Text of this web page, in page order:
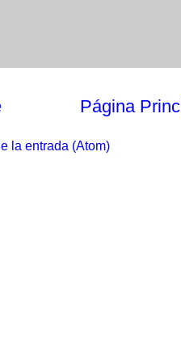
Página
la entrada (Atom)